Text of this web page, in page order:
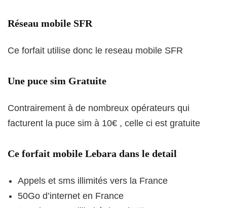
Réseau mobile SFR
Ce forfait utilise donc le reseau mobile SFR
Une puce sim Gratuite
Contrairement à de nombreux opérateurs qui
facturent la puce sim à 10€ , celle ci est gratuite
Ce forfait mobile Lebara dans le detail
Appels et sms illimités vers la France
50Go d’internet en France